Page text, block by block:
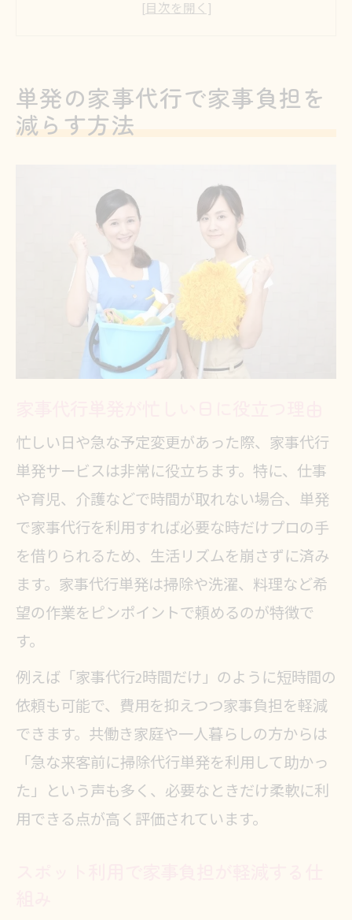
スポット利用で家事負担が軽減する
方
家事代行単発サービスの依頼タイミ
単発家事代行で効率的に家を整える
コツ
家事代行単発サービスが叶える快適な生
家事代行単発の利用で生活の質が向
単発サービスで得られる心と時間の
家事代行単発がもたらす安心感の理
由
スポット依頼で家事ストレスを解消
する方法
家事代行単発と定期利用の違いを比
較
急な家事も安心の家事代行単発利用術
躍
単発家事代行で急な家事依頼も安心
サポート
家事代行単発の当日依頼は可能なの
か
家事代行単発で不在時も安心して任
単発の家事代行で家事負担を
減らす方法
忙しい日や急な予定変更があった際、家事代行
単発サービスは非常に役立ちます。特に、仕事
や育児、介護などで時間が取れない場合、単発
で家事代行を利用すれば必要な時だけプロの手
を借りられるため、生活リズムを崩さずに済み
ます。家事代行単発は掃除や洗濯、料理など希
望の作業をピンポイントで頼めるのが特徴で
す。
例えば「家事代行2時間だけ」のように短時間の
依頼も可能で、費用を抑えつつ家事負担を軽減
できます。共働き家庭や一人暮らしの方からは
「急な来客前に掃除代行単発を利用して助かっ
た」という声も多く、必要なときだけ柔軟に利
用できる点が高く評価されています。